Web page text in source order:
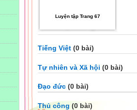
Luyện tập Trang 67
Tiếng Việt (0 bài)
Tự nhiên và Xã hội (0 bài)
Đạo đức (0 bài)
Thủ công (0 bài)